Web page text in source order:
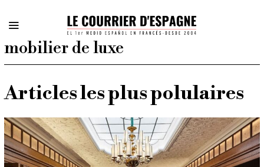
mobilier de luxe
Articles les plus polulaires